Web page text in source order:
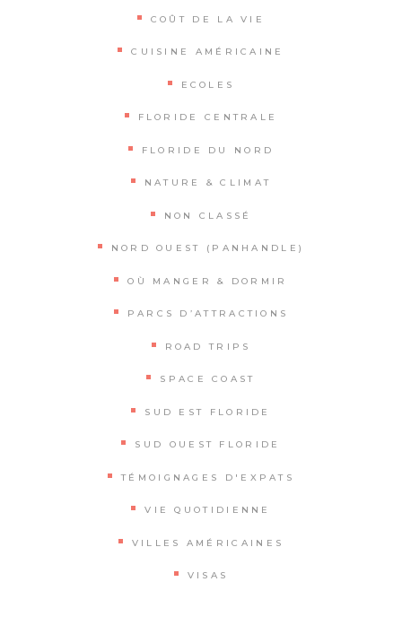
COÛT DE LA VIE
CUISINE AMÉRICAINE
ECOLES
FLORIDE CENTRALE
FLORIDE DU NORD
NATURE & CLIMAT
NON CLASSÉ
NORD OUEST (PANHANDLE)
OÙ MANGER & DORMIR
PARCS D’ATTRACTIONS
ROAD TRIPS
SPACE COAST
SUD EST FLORIDE
SUD OUEST FLORIDE
TÉMOIGNAGES D'EXPATS
VIE QUOTIDIENNE
VILLES AMÉRICAINES
VISAS